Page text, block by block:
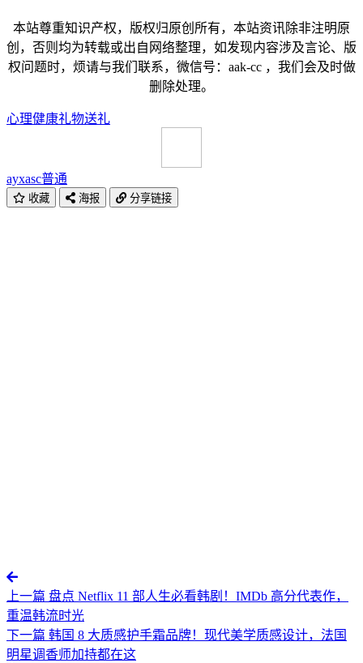
本站尊重知识产权，版权归原创所有，本站资讯除非注明原
创，否则均为转载或出自网络整理，如发现内容涉及言论、版
权问题时，烦请与我们联系，微信号：aak-cc ，我们会及时做
删除处理。
心理健康礼物送礼
ayxasc普通
收藏 海报 分享链接
上一篇 盘点 Netflix 11 部人生必看韩剧！IMDb 高分代表作，
重温韩流时光
下一篇 韩国 8 大质感护手霜品牌！现代美学质感设计，法国
明星调香师加持都在这